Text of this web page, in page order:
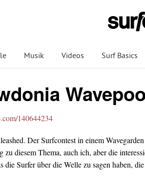
Musik Videos Surf Basics
140644234
Der Surfcontest in einem
zu diesem Thema, auch ich, aber die
die Surfer über die Welle zu sagen haben,